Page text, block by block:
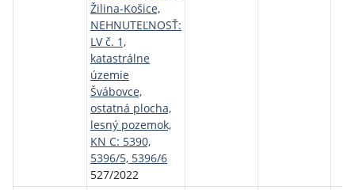
Žilina-Košice,
NEHNUTEĽNOSŤ:
LV č. 1,
katastrálne
územie
Švábovce,
ostatná plocha,
lesný pozemok,
KN C: 5390,
5396/5, 5396/6
527/2022